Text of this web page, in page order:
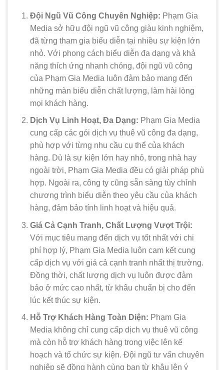
Đội Ngũ Vũ Công Chuyên Nghiệp: Phạm Gia
Media sở hữu đội ngũ vũ công giàu kinh nghiệm,
đã từng tham gia biểu diễn tại nhiều sự kiện lớn
nhỏ. Với phong cách biểu diễn đa dạng và khả
năng thích ứng nhanh chóng, đội ngũ vũ công
của Phạm Gia Media luôn đảm bảo mang đến
những màn biểu diễn chất lượng, làm hài lòng
mọi khách hàng.
Dịch Vụ Linh Hoạt, Đa Dạng: Phạm Gia Media
cung cấp các gói dịch vụ thuê vũ công đa dạng,
phù hợp với từng nhu cầu cụ thể của khách
hàng. Dù là sự kiện lớn hay nhỏ, trong nhà hay
ngoài trời, Phạm Gia Media đều có giải pháp phù
hợp. Ngoài ra, công ty cũng sẵn sàng tùy chỉnh
chương trình biểu diễn theo yêu cầu của khách
hàng, đảm bảo tính linh hoạt và hiệu quả.
Giá Cả Cạnh Tranh, Chất Lượng Vượt Trội:
Với mục tiêu mang đến dịch vụ tốt nhất với chi
phí hợp lý, Phạm Gia Media luôn cam kết cung
cấp dịch vụ với giá cả cạnh tranh nhất thị trường.
Đồng thời, chất lượng dịch vụ luôn được đảm
bảo ở mức cao nhất, từ khâu chuẩn bị cho đến
lúc kết thúc sự kiện.
Hỗ Trợ Khách Hàng Toàn Diện: Phạm Gia
Media không chỉ cung cấp dịch vụ thuê vũ công
mà còn hỗ trợ khách hàng trong việc lên kế
hoạch và tổ chức sự kiện. Đội ngũ tư vấn chuyên
nghiệp sẽ đồng hành cùng bạn từ khâu lên ý